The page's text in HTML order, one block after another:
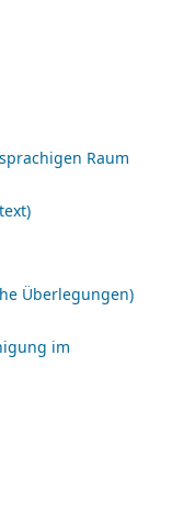
Raum
Überlegungen)
im